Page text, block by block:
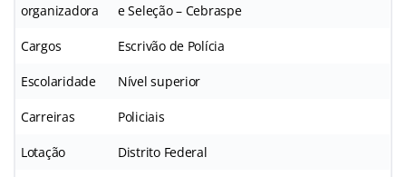
organizadora
e Seleção – Cebraspe
Cargos Escrivão de Polícia
Escolaridade Nível superior
Carreiras Policiais
Lotação Distrito Federal